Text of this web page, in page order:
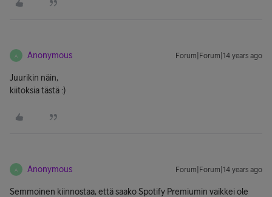
A Anonymous Forum|Forum|14 years ago
Juurikin näin,
kiitoksia tästä :)
A Anonymous Forum|Forum|14 years ago
Semmoinen kiinnostaa, että saako Spotify Premiumin vaikkei ole